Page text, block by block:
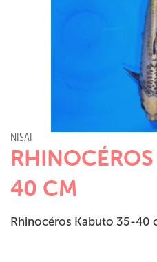
NISAI
40 CM
Rhinocéros Kabuto 35-40